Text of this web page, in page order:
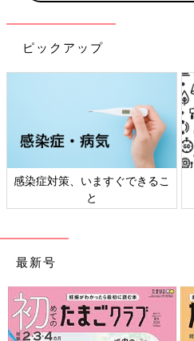
ピックアップ
感染症対策、いますぐできるこ
と
最新号